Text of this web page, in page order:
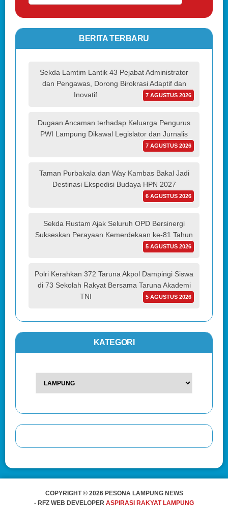
BERITA TERBARU
Sekda Lamtim Lantik 43 Pejabat Administrator
dan Pengawas, Dorong Birokrasi Adaptif dan
Inovatif
7 AGUSTUS 2026
Dugaan Ancaman terhadap Keluarga Pengurus
PWI Lampung Dikawal Legislator dan Jurnalis
7 AGUSTUS 2026
Taman Purbakala dan Way Kambas Bakal Jadi
Destinasi Ekspedisi Budaya HPN 2027
6 AGUSTUS 2026
Sekda Rustam Ajak Seluruh OPD Bersinergi
Sukseskan Perayaan Kemerdekaan ke-81 Tahun
5 AGUSTUS 2026
Polri Kerahkan 372 Taruna Akpol Dampingi Siswa
di 73 Sekolah Rakyat Bersama Taruna Akademi
TNI
5 AGUSTUS 2026
KATEGORI
COPYRIGHT © 2026 PESONA LAMPUNG NEWS
- RFZ WEB DEVELOPER ASPIRASI RAKYAT LAMPUNG